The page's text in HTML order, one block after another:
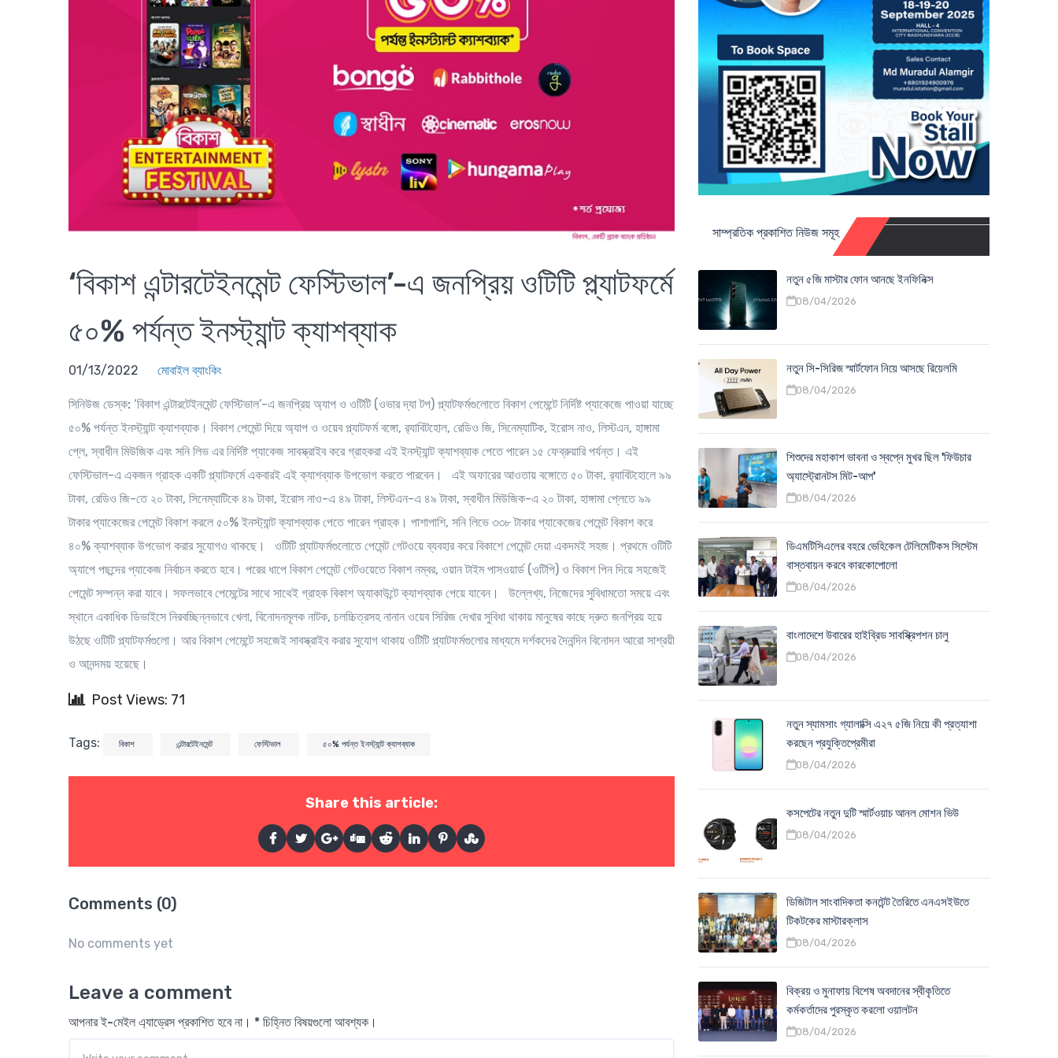
‘বিকাশ এন্টারটেইনমেন্ট ফেস্টিভাল’-এ জনপ্রিয় ওটিটি প্ল্যাটফর্মে
৫০% পর্যন্ত ইনস্ট্যান্ট ক্যাশব্যাক
01/13/2022 মোবাইল ব্যাংকিং
সিনিউজ ডেস্ক: ‘বিকাশ এন্টারটেইনমেন্ট ফেস্টিভাল’-এ জনপ্রিয় অ্যাপ ও ওটিটি (ওভার দ্যা টপ) প্ল্যাটফর্মগুলোতে বিকাশ পেমেন্টে নির্দিষ্ট প্যাকেজে পাওয়া যাচ্ছে
৫০% পর্যন্ত ইনস্ট্যান্ট ক্যাশব্যাক। বিকাশ পেমেন্ট দিয়ে অ্যাপ ও ওয়েব প্ল্যাটফর্ম বঙ্গো, র‍্যাবিটহোল, রেডিও জি, সিনেম্যাটিক, ইরোস নাও, লিস্টএন, হাঙ্গামা
প্লে, স্বাধীন মিউজিক এবং সনি লিভ এর নির্দিষ্ট প্যাকেজ সাবস্ক্রাইব করে গ্রাহকরা এই ইনস্ট্যান্ট ক্যাশব্যাক পেতে পারেন ১৫ ফেব্রুয়ারি পর্যন্ত। এই
ফেস্টিভাল-এ একজন গ্রাহক একটি প্ল্যাটফর্মে একবারই এই ক্যাশব্যাক উপভোগ করতে পারবেন। এই অফারের আওতায় বঙ্গোতে ৫০ টাকা, র‍্যাবিটহোলে ৯৯
টাকা, রেডিও জি-তে ২০ টাকা, সিনেম্যাটিকে ৪৯ টাকা, ইরোস নাও-এ ৪৯ টাকা, লিস্টএন-এ ৪৯ টাকা, স্বাধীন মিউজিক-এ ২০ টাকা, হাঙ্গামা প্লেতে ৯৯
টাকার প্যাকেজের পেমেন্ট বিকাশ করলে ৫০% ইনস্ট্যান্ট ক্যাশব্যাক পেতে পারেন গ্রাহক। পাশাপাশি, সনি লিভে ৩৩৮ টাকার প্যাকেজের পেমেন্ট বিকাশ করে
৪০% ক্যাশব্যাক উপভোগ করার সুযোগও থাকছে। ওটিটি প্ল্যাটফর্মগুলোতে পেমেন্ট গেটওয়ে ব্যবহার করে বিকাশে পেমেন্ট দেয়া একদমই সহজ। প্রথমে ওটিটি
অ্যাপে পছন্দের প্যাকেজ নির্বাচন করতে হবে। পরের ধাপে বিকাশ পেমেন্ট গেটওয়েতে বিকাশ নম্বর, ওয়ান টাইম পাসওয়ার্ড (ওটিপি) ও বিকাশ পিন দিয়ে সহজেই
পেমেন্ট সম্পন্ন করা যাবে। সফলভাবে পেমেন্টের সাথে সাথেই গ্রাহক বিকাশ অ্যাকাউন্টে ক্যাশব্যাক পেয়ে যাবেন। উল্লেখ্য, নিজেদের সুবিধামতো সময়ে এবং
স্থানে একাধিক ডিভাইসে নিরবচ্ছিন্নভাবে খেলা, বিনোদনমূলক নাটক, চলচ্চিত্রসহ নানান ওয়েব সিরিজ দেখার সুবিধা থাকায় মানুষের কাছে দ্রুত জনপ্রিয় হয়ে
উঠছে ওটিটি প্ল্যাটফর্মগুলো। আর বিকাশ পেমেন্টে সহজেই সাবস্ক্রাইব করার সুযোগ থাকায় ওটিটি প্ল্যাটফর্মগুলোর মাধ্যমে দর্শকদের দৈনন্দিন বিনোদন আরো সাশ্রয়ী
ও আনন্দময় হয়েছে।
Post Views: 71
Tags: বিকাশ এন্টারটেইনমেন্ট ফেস্টিভাল ৫০% পর্যন্ত ইনস্ট্যান্ট ক্যাশব্যাক
Share this article:
Comments (0)
No comments yet
Leave a comment
আপনার ই-মেইল এ্যাড্রেস প্রকাশিত হবে না। * চিহ্নিত বিষয়গুলো আবশ্যক।
সাম্প্রতিক প্রকাশিত নিউজ সমূহ
নতুন ৫জি মাস্টার ফোন আনছে ইনফিনিক্স
08/04/2026
নতুন সি-সিরিজ স্মার্টফোন নিয়ে আসছে রিয়েলমি
08/04/2026
শিশুদের মহাকাশ ভাবনা ও স্বপ্নে মুখর ছিল 'ফিউচার
অ্যাস্ট্রোনটস মিট-আপ'
08/04/2026
ডিএমটিসিএলের বহরে ভেহিকেল টেলিমেটিকস সিস্টেম
বাস্তবায়ন করবে কারকোপোলো
08/04/2026
বাংলাদেশে উবারের হাইব্রিড সাবস্ক্রিপশন চালু
08/04/2026
নতুন স্যামসাং গ্যালাক্সি এ২৭ ৫জি নিয়ে কী প্রত্যাশা
করছেন প্রযুক্তিপ্রেমীরা
08/04/2026
কসপেটের নতুন দুটি স্মার্টওয়াচ আনল মোশন ভিউ
08/04/2026
ডিজিটাল সাংবাদিকতা কনটেন্ট তৈরিতে এনএসইউতে
টিকটকের মাস্টারক্লাস
08/04/2026
বিক্রয় ও মুনাফায় বিশেষ অবদানের স্বীকৃতিতে
কর্মকর্তাদের পুরস্কৃত করলো ওয়ালটন
08/04/2026